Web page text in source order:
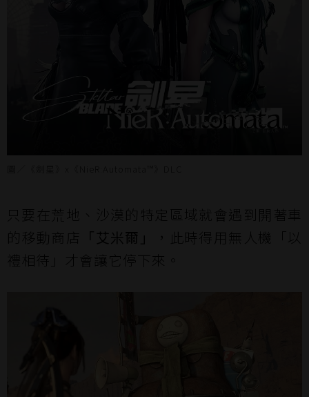
只要在荒地、沙漠的特定區域就會遇到開著車
的移動商店
「艾米爾」
，此時得用無人機「以
禮相待」才會讓它停下來。